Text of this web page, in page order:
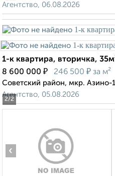
Агентство, 06.08.2026
2/2
1-к квартира, вторичка,
8 600 000 ₽ 246 500 ₽ за м²
Советский район, мкр. Азино-
Агентство, 05.08.2026
‹